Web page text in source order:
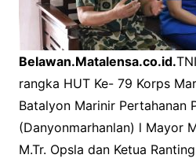
k
p
Belawan.Matalensa.co.id.
rangka HUT Ke- 79 Korps
Batalyon Marinir Pertahanan
(Danyonmarhanlan) l Mayor
M.Tr. Opsla dan Ketua